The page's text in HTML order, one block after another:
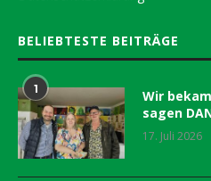
BELIEBTESTE BEITRÄGE
1
Wir
sagen
17. Juli 2026